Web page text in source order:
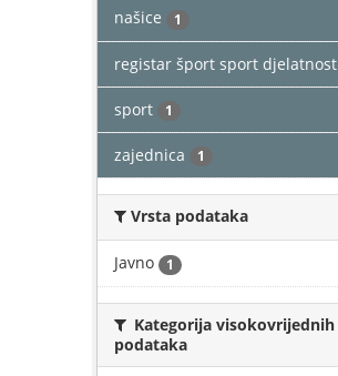
našice 1
registar šport sport djelatnost
sport 1
zajednica 1
Vrsta podataka
Javno 1
Kategorija visokovrijednih
podataka